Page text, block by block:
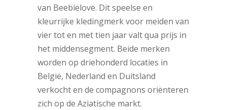
van Beebielove. Dit speelse en
kleurrijke kledingmerk voor meiden van
vier tot en met tien jaar valt qua prijs in
het middensegment. Beide merken
worden op driehonderd locaties in
België, Nederland en Duitsland
verkocht en de compagnons oriënteren
zich op de Aziatische markt.